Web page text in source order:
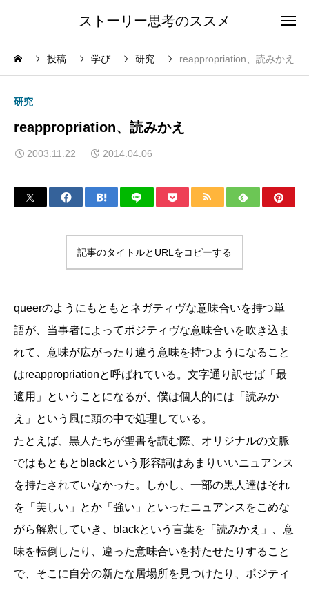
ストーリー思考のススメ
投稿 学び 研究 reappropriation、読みかえ
研究
reappropriation、読みかえ
2003.11.22 2014.04.06
記事のタイトルとURLをコピーする
queerのようにもともとネガティヴな意味合いを持つ単
語が、当事者によってポジティヴな意味合いを吹き込ま
れて、意味が広がったり違う意味を持つようになること
はreappropriationと呼ばれている。文字通り訳せば「最
適用」ということになるが、僕は個人的には「読みか
え」という風に頭の中で処理している。
たとえば、黒人たちが聖書を読む際、オリジナルの文脈
ではもともとblackという形容詞はあまりいいニュアンス
を持たされていなかった。しかし、一部の黒人達はそれ
を「美しい」とか「強い」といったニュアンスをこめな
がら解釈していき、blackという言葉を「読みかえ」、意
味を転倒したり、違った意味合いを持たせたりすること
で、そこに自分の新たな居場所を見つけたり、ポジティ